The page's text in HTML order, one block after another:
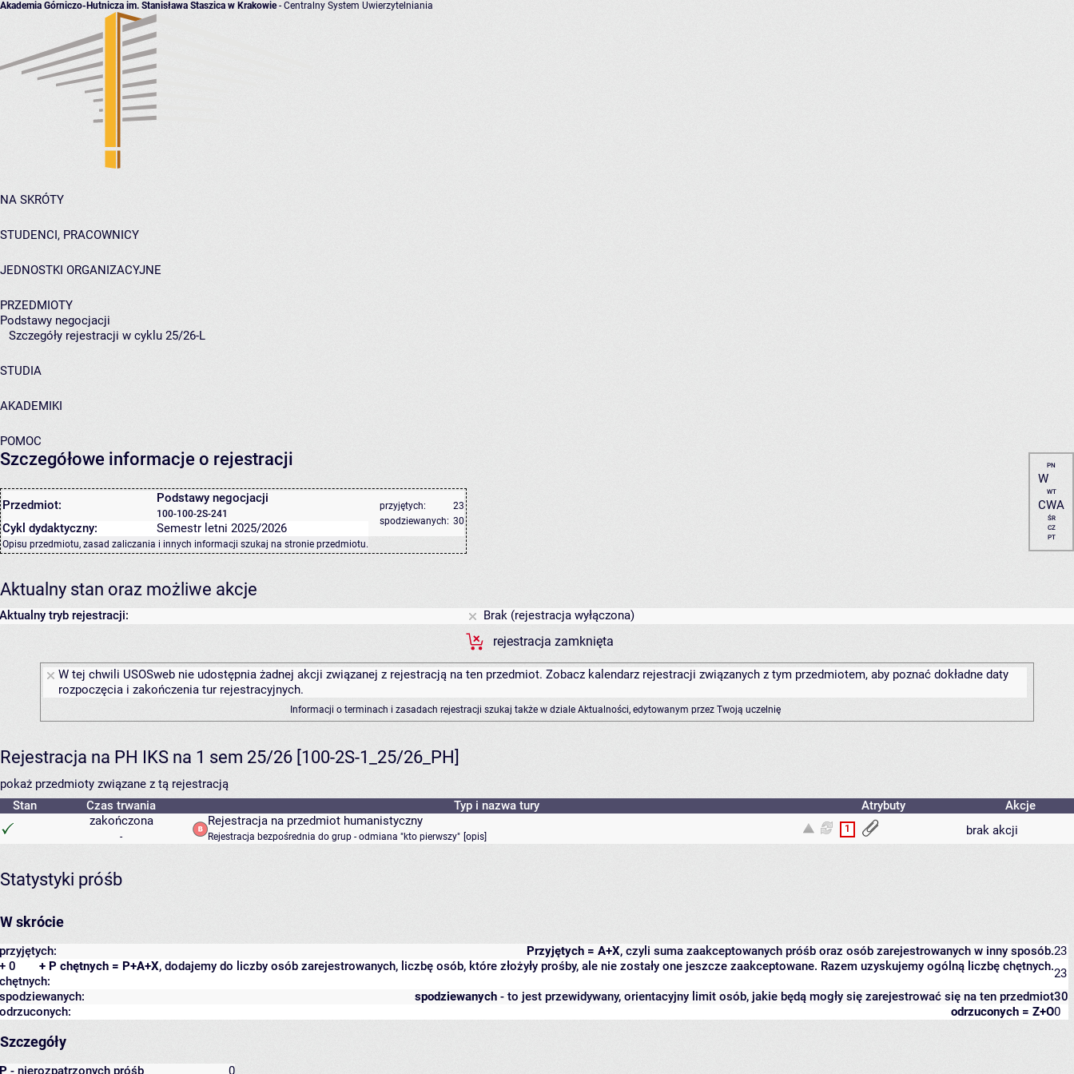
Akademia Górniczo-Hutnicza im. Stanisława Staszica w Krakowie- Centralny System Uwierzytelniania
NA SKRÓTY
STUDENCI, PRACOWNICY
JEDNOSTKI ORGANIZACYJNE
PRZEDMIOTY
Podstawy negocjacji
Szczegóły rejestracji w cyklu 25/26-L
STUDIA
AKADEMIKI
POMOC
Szczegółowe informacje o rejestracji
Przedmiot: Podstawy negocjacji
100-100-2S-241
przyjętych:
23
spodziewanych: 30
Cykl dydaktyczny: Semestr letni 2025/2026
Opisu przedmiotu, zasad zaliczania i innych informacji szukaj na stronie przedmiotu.
PN
W
WT
CWA
ŚR
CZ
PT
Aktualny stan oraz możliwe akcje
Aktualny tryb rejestracji:
Brak (rejestracja wyłączona)
rejestracja zamknięta
W tej chwili USOSweb nie udostępnia żadnej akcji związanej z rejestracją na ten przedmiot. Zobacz kalendarz rejestracji związanych z tym przedmiotem, aby poznać dokładne daty
rozpoczęcia i zakończenia tur rejestracyjnych.
Informacji o terminach i zasadach rejestracji szukaj także w dziale Aktualności, edytowanym przez Twoją uczelnię
Rejestracja na PH IKS na 1 sem 25/26 [100-2S-1_25/26_PH]
pokaż przedmioty związane z tą rejestracją
Stan
Czas trwania Typ i nazwa tury Atrybuty
Akcje
zakończona
-
Rejestracja na przedmiot humanistyczny
Rejestracja bezpośrednia do grup - odmiana "kto pierwszy" opis
1 brak akcji
Statystyki próśb
W skrócie
Przyjętych = A+X, czyli suma zaakceptowanych próśb oraz osób zarejestrowanych w inny sposób.
przyjętych:
23
+ P chętnych = P+A+X, dodajemy do liczby osób zarejestrowanych, liczbę osób, które złożyły prośby, ale nie zostały one jeszcze zaakceptowane. Razem uzyskujemy ogólną liczbę chętnych.
+ 0
chętnych:
23
spodziewanych - to jest przewidywany, orientacyjny limit osób, jakie będą mogły się zarejestrować się na ten przedmiot
spodziewanych:
30
odrzuconych = Z+O
odrzuconych: 0
Szczegóły
P - nierozpatrzonych próśb 0